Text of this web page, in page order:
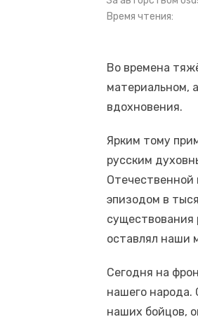
Время чтения:
Во времена
материальном,
вдохновения.
Ярким тому
русским
Отечественной
эпизодом в
существования
оставлял наши
Сегодня на
нашего народа.
наших бойцов,